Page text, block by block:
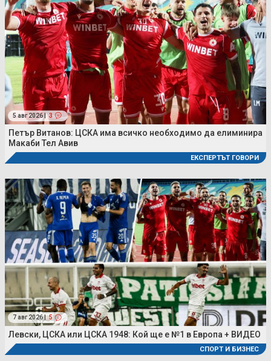
5 авг 2026 | 3
Петър Витанов: ЦСКА има всичко необходимо да елиминира
Макаби Тел Авив
ЕКСПЕРТЪТ ГОВОРИ
7 авг 2026 | 5
Левски, ЦСКА или ЦСКА 1948: Кой ще е №1 в Европа + ВИДЕО
СПОРТ И БИЗНЕС